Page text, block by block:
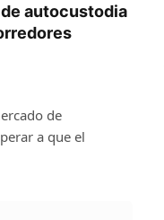
autocustodia
de
a que el